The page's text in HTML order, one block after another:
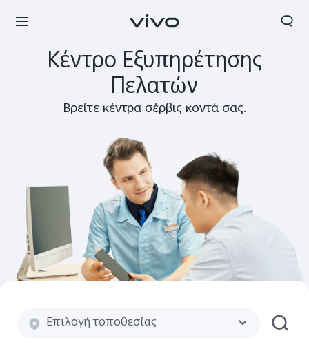
Greece | Επιλέξτε χώρα/περιοχή
Κέντρο Εξυπηρέτησης
Πελατών
Βρείτε κέντρα σέρβις κοντά σας.
Επιλογή τοποθεσίας
Αναζήτηση